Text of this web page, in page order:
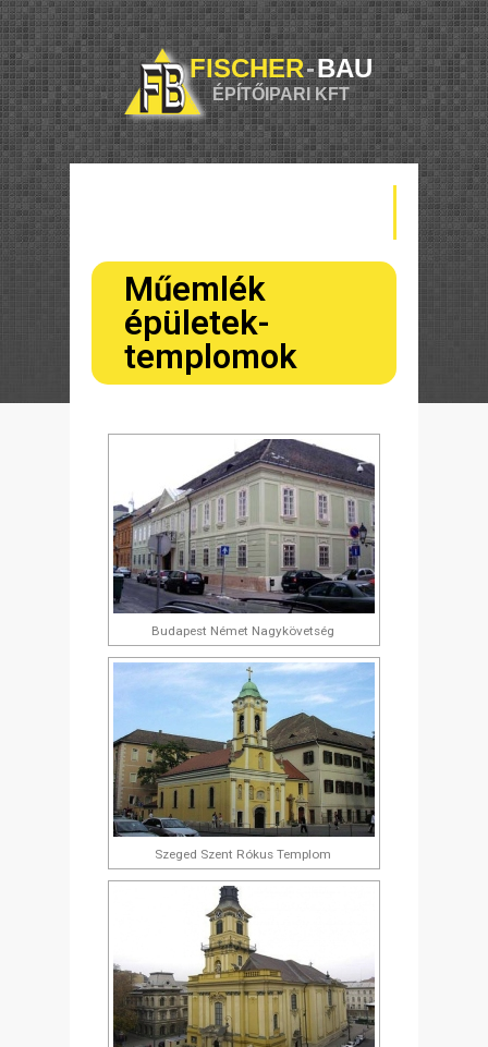
FISCHER-BAU
ÉPÍTŐIPARI KFT
Műemlék
épületek-
templomok
Budapest Német Nagykövetség
Szeged Szent Rókus Templom